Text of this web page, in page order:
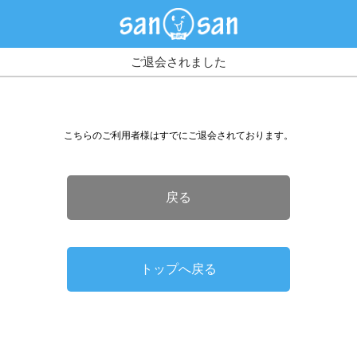
ご退会されました
こちらのご利用者様はすでにご退会されております。
戻る
トップへ戻る